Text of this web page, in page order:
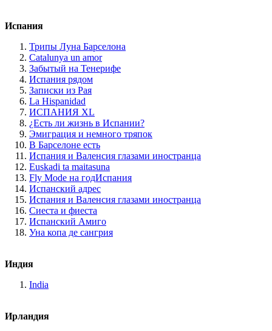
Испания
Трипы Луна Барселона
Catalunya un amor
Забытый на Тенерифе
Испания рядом
Записки из Рая
La Hispanidad
ИСПАНИЯ XL
¿Есть ли жизнь в Испании?
Эмиграция и немного тряпок
В Барселоне есть
Испания и Валенсия глазами иностранца
Euskadi ta maitasuna
Fly Mode на годИспания
Испанский адрес
Испания и Валенсия глазами иностранца
Сиеста и фиеста
Испанский Амиго
Уна копа де сангрия
Индия
India
Ирландия